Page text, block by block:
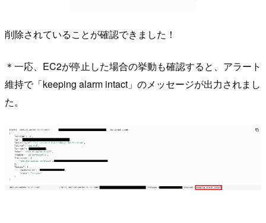
削除されていることが確認できました！
＊一応、EC2が停止した場合の挙動も確認すると、アラート
維持で「keeping alarm intact」のメッセージが出力されまし
た。